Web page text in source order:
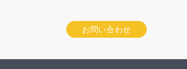
お問い合わせ